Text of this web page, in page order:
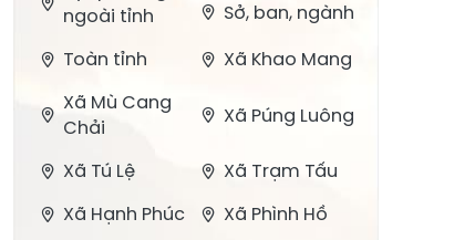
ngoài tỉnh
Sở, ban, ngành
Toàn tỉnh
Xã Khao Mang
Xã Mù Cang
Chải
Xã Púng Luông
Xã Tú Lệ
Xã Trạm Tấu
Xã Hạnh Phúc
Xã Phình Hồ